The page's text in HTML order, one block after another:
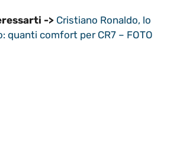
-> Cristiano Ronaldo, lo
quanti comfort per CR7 – FOTO